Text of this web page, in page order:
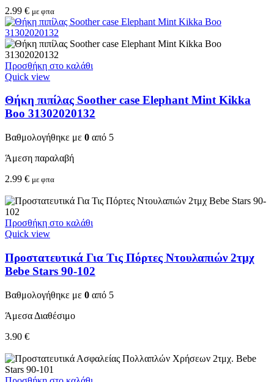
2.99 € με φπα
Προσθήκη στο καλάθι
Quick view
Θήκη πιπίλας Soother case Elephant Mint Kikka
Boo 31302020132
Βαθμολογήθηκε με 0 από 5
Άμεση παραλαβή
2.99 € με φπα
Προσθήκη στο καλάθι
Quick view
Προστατευτικά Για Τις Πόρτες Ντουλαπιών 2τμχ
Bebe Stars 90-102
Βαθμολογήθηκε με 0 από 5
Άμεσα Διαθέσιμο
3.90 €